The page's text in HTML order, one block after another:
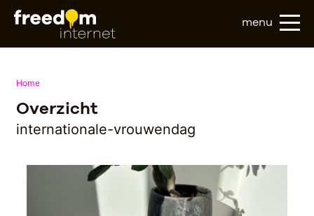
menu
Home
Overzicht
internationale-vrouwendag